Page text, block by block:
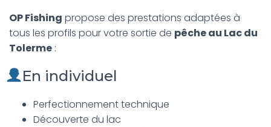
OP Fishing propose des prestations adaptées à
tous les profils pour votre sortie de pêche au Lac du
Tolerme :
En individuel
Perfectionnement technique
Découverte du lac